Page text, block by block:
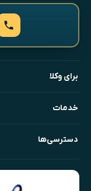
برای وکلا
خدمات
دسترسی‌ها